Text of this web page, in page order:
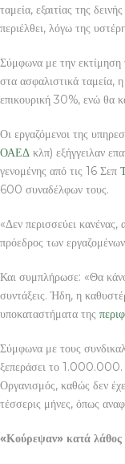
ταμεία, εξαιτίας της
περιέλθει, λόγω της
Σύμφωνα με την εκτίμηση
στα ασφαλιστικά ταμεία,
επικουρική 30%, ενώ θα
Οι εργαζόμενοι της
ΟΑΕΔ κλπ) εξήγγειλαν
γενομένης από τις 16 Σεπ
600 συναδέλφων τους.
«Δεν περισσεύει
πρόεδρος των
Και συμπλήρωσε: «Θα
συντάξεις. Ήδη, η
υποκαταστήματα της
Σύμφωνα με τους
ξεπεράσει το 1.000.000.
Οργανισμός, καθώς δεν
τέσσερις μήνες, όπως
«Κούρεψαν» κατά λάθος